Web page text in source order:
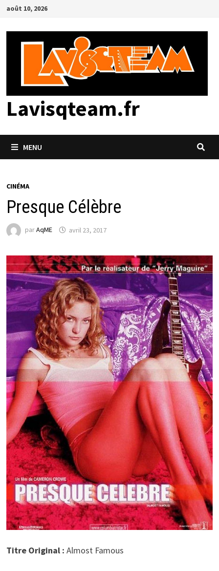
Passer
contenu
août 10, 2026
Lavisqteam.fr
MENU
CINÉMA
Presque Célèbre
parAqME avril 23, 2017
Titre Original : Almost Famous